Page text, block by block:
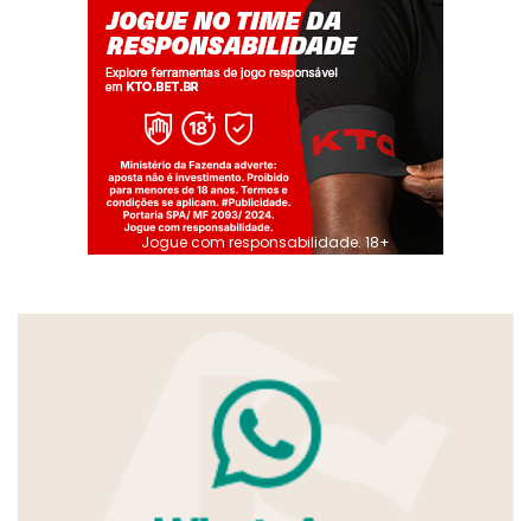
Jogue com responsabilidade. 18+